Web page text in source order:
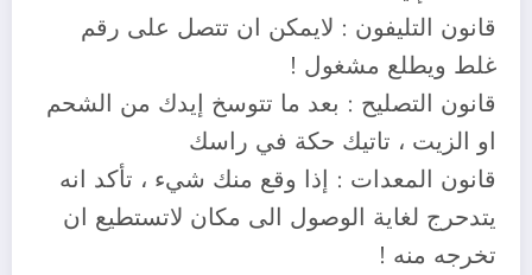
قانون التليفون : لايمكن ان تتصل على رقم
غلط ويطلع مشغول !
قانون التصليح : بعد ما تتوسخ إيدك من الشحم
او الزيت ، تاتيك حكة في راسك
قانون المعدات : إذا وقع منك شيء ، تأكد انه
يتدحرج لغاية الوصول الى مكان لاتستطيع ان
تخرجه منه !